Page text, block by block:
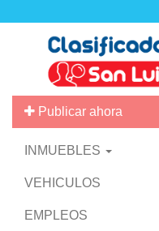
Publicar ahora
INMUEBLES
VEHICULOS
EMPLEOS